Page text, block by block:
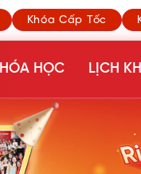
Khóa Cấp Tốc
HỌC LỊCH